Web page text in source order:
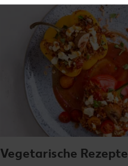
Vegetarische Rezepte